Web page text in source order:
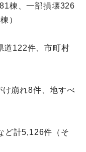
棟、一部損壊326
）
道122件、市町村
崩れ8件、地すべ
ど計5,126件（そ